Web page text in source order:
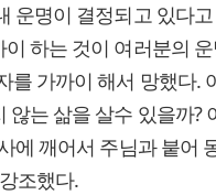
운명이 결정되고 있다
이 하는 것이 여러분의
를 가까이 해서 망했다.
않는 삶을 살수 있을까?
에 깨어서 주님과 붙어
조했다.